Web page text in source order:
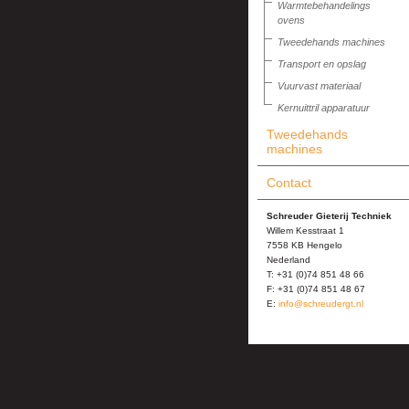
Warmtebehandelings
ovens
Tweedehands machines
Transport en opslag
Vuurvast materiaal
Kernuittril apparatuur
Tweedehands
machines
Contact
Schreuder Gieterij Techniek
Willem Kesstraat 1
7558 KB Hengelo
Nederland
T: +31 (0)74 851 48 66
F: +31 (0)74 851 48 67
E: info@schreudergt.nl